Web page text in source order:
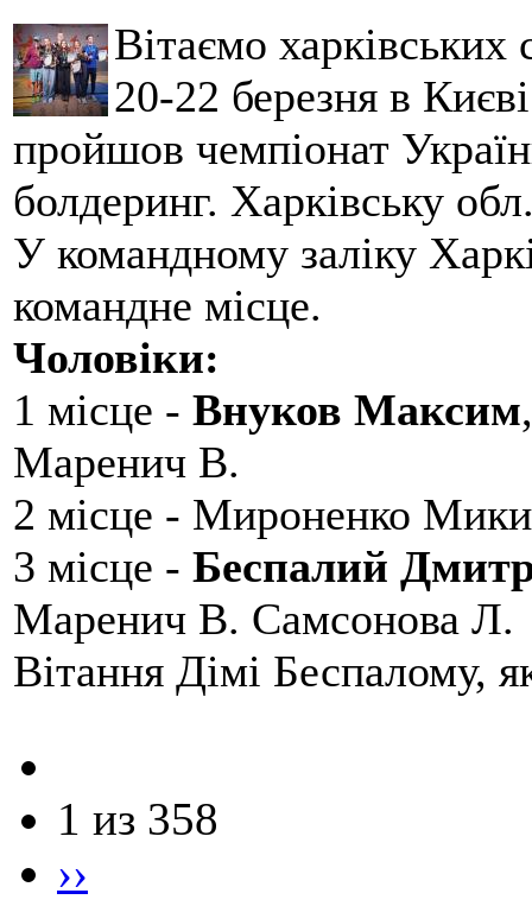
Вітаємо
20-22 березня в
пройшов чемпіонат
болдеринг. Харківську
У командному заліку
командне місце.
Чоловіки:
1 місце - Внуков Максим
Маренич В.
2 місце - Мироненко
3 місце - Беспалий
Маренич В. Самсонова Л.
Вітання Дімі Беспалому,
1 из 358
››